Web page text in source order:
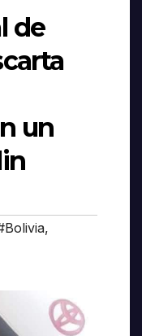
de
un
,